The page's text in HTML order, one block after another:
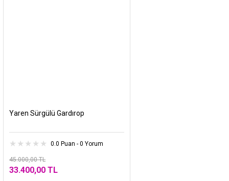
Yaren Sürgülü Gardırop
0.0 Puan - 0 Yorum
45.000,00 TL
33.400,00 TL